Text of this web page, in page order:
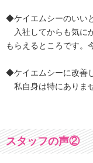
◆ケイエムシーのいい
入社してからも気に
もらえるところです。
◆ケイエムシーに改善
私自身は特にありま
スタッフの声②